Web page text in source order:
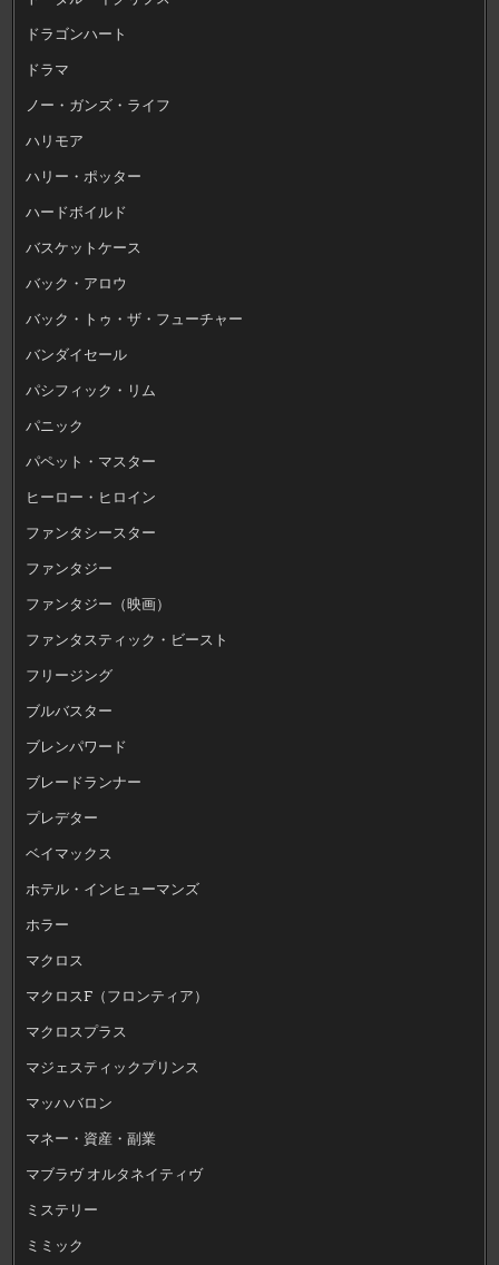
ドラゴンハート
ドラマ
ノー・ガンズ・ライフ
ハリモア
ハリー・ポッター
ハードボイルド
バスケットケース
バック・アロウ
バック・トゥ・ザ・フューチャー
バンダイセール
パシフィック・リム
パニック
パペット・マスター
ヒーロー・ヒロイン
ファンタシースター
ファンタジー
ファンタジー（映画）
ファンタスティック・ビースト
フリージング
ブルバスター
ブレンパワード
ブレードランナー
プレデター
ベイマックス
ホテル・インヒューマンズ
ホラー
マクロス
マクロスF（フロンティア）
マクロスプラス
マジェスティックプリンス
マッハバロン
マネー・資産・副業
マブラヴ オルタネイティヴ
ミステリー
ミミック